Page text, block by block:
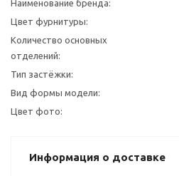
Наименование бренда:
Цвет фурнитуры:
Количество основных
отделений:
Тип застёжки:
Вид формы модели:
Цвет фото:
Информация о доставке